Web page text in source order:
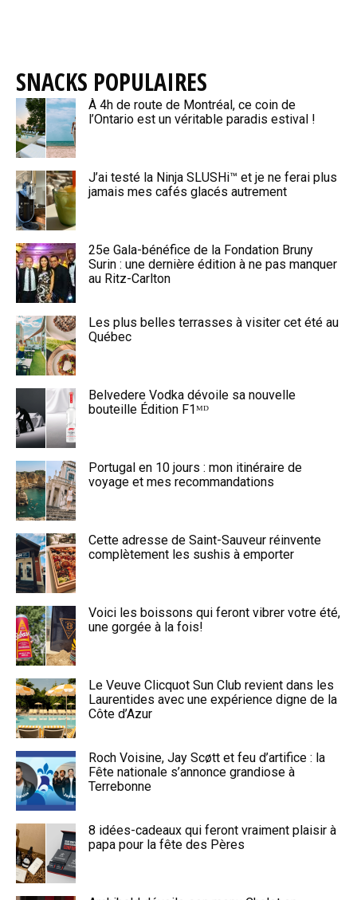
SNACKS POPULAIRES
À 4h de route de Montréal, ce coin de
l’Ontario est un véritable paradis estival !
J’ai testé la Ninja SLUSHi™ et je ne ferai plus
jamais mes cafés glacés autrement
25e Gala-bénéfice de la Fondation Bruny
Surin : une dernière édition à ne pas manquer
au Ritz-Carlton
Les plus belles terrasses à visiter cet été au
Québec
Belvedere Vodka dévoile sa nouvelle
bouteille Édition F1ᴹᴰ
Portugal en 10 jours : mon itinéraire de
voyage et mes recommandations
Cette adresse de Saint-Sauveur réinvente
complètement les sushis à emporter
Voici les boissons qui feront vibrer votre été,
une gorgée à la fois!
Le Veuve Clicquot Sun Club revient dans les
Laurentides avec une expérience digne de la
Côte d’Azur
Roch Voisine, Jay Scøtt et feu d’artifice : la
Fête nationale s’annonce grandiose à
Terrebonne
8 idées-cadeaux qui feront vraiment plaisir à
papa pour la fête des Pères